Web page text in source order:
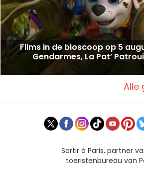
Films in de bioscoop op 5
Gendarmes, La Pat’
Alle
Sortir à Paris, partner
toeristenbureau van